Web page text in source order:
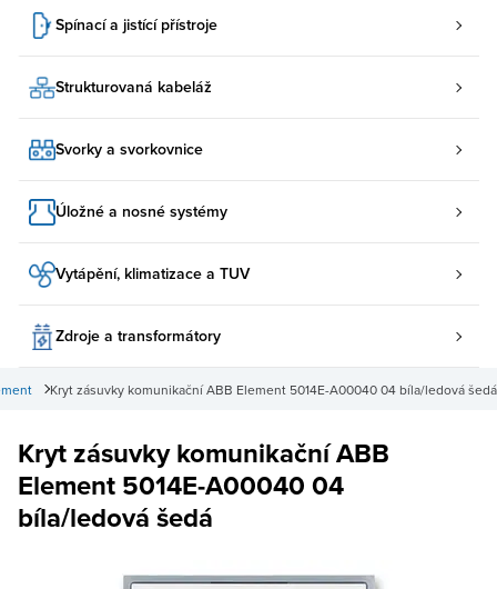
Spínací a jistící přístroje
Strukturovaná kabeláž
Svorky a svorkovnice
Úložné a nosné systémy
Vytápění, klimatizace a TUV
Zdroje a transformátory
Kryt zásuvky komunikační ABB Element 5014E-A00040 04 bíla/ledová šedá
Kryt zásuvky komunikační ABB
Element 5014E-A00040 04
bíla/ledová šedá